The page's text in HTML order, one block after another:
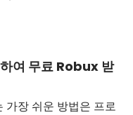
여 무료 Robux 받
가장 쉬운 방법은 프로